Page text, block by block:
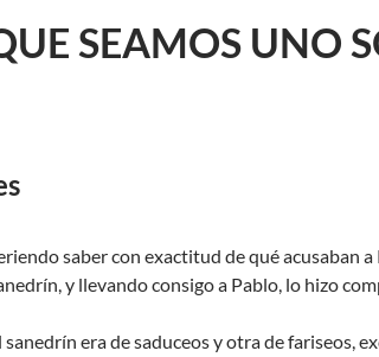
SEAMOS UNO
saber con exactitud de qué acusaban
y llevando consigo a Pablo, lo hizo
era de saduceos y otra de fariseos,